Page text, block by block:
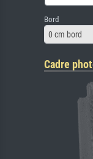
Bord
0 cm bord
Cadre